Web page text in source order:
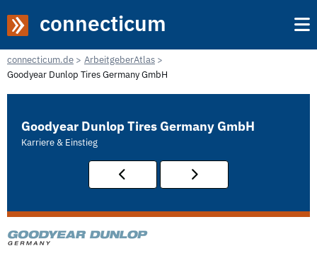
connecticum
connecticum.de
ArbeitgeberAtlas
Goodyear Dunlop Tires Germany GmbH
Goodyear Dunlop Tires Germany GmbH
Karriere & Einstieg